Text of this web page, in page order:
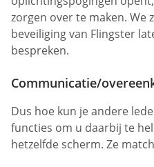
zorgen over te maken. We
beveiliging van Flingster
bespreken.
Communicatie/
Dus hoe kun je andere
functies om u daarbij te
hetzelfde scherm. Ze